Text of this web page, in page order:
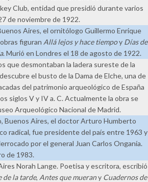
Club, entidad que presidió durante varios
de noviembre de 1922.
Aires, el ornitólogo Guillermo Enrique
figuran Allá lejos y hace tiempoy Días de
. Murió en Londres el 18 de agosto de 1922.
que desmontaban la ladera sureste de la
el busto de la Dama de Elche, una de
del patrimonio arqueológico de España
siglos V y IV a. C. Actualmente la obra se
Arqueológico Nacional de Madrid.
Buenos Aires, el doctor Arturo Humberto
radical, fue presidente del país entre 1963 y
por el general Juan Carlos Onganía.
de 1983.
Norah Lange. Poetisa y escritora, escribió
de la tarde, Antes que muerany Cuadernos de